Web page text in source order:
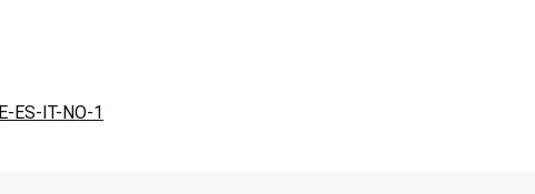
ES-IT-NO-1